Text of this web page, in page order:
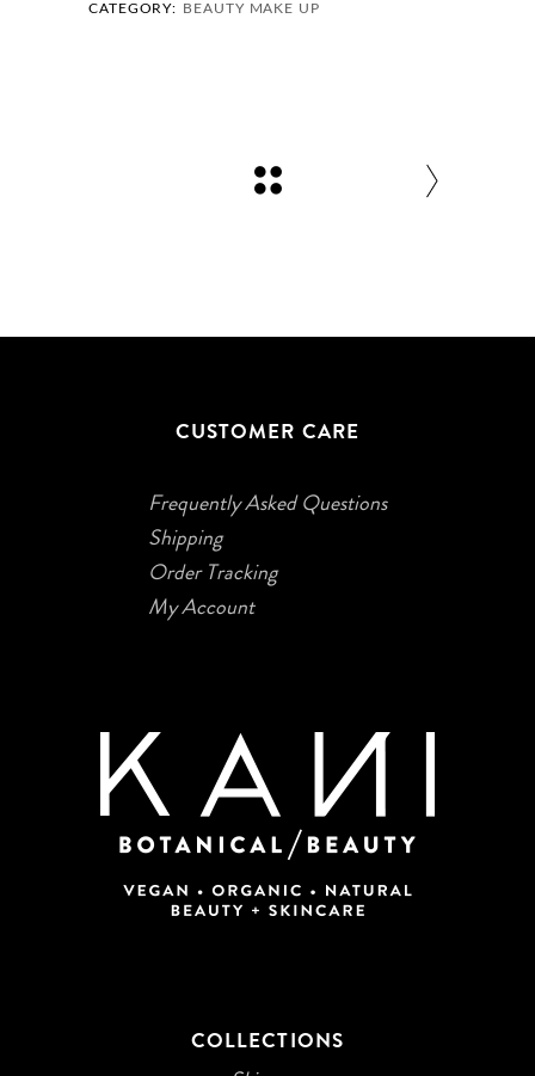
CATEGORY: BEAUTY MAKE UP
CUSTOMER CARE
Frequently Asked Questions
Shipping
Order Tracking
My Account
COLLECTIONS